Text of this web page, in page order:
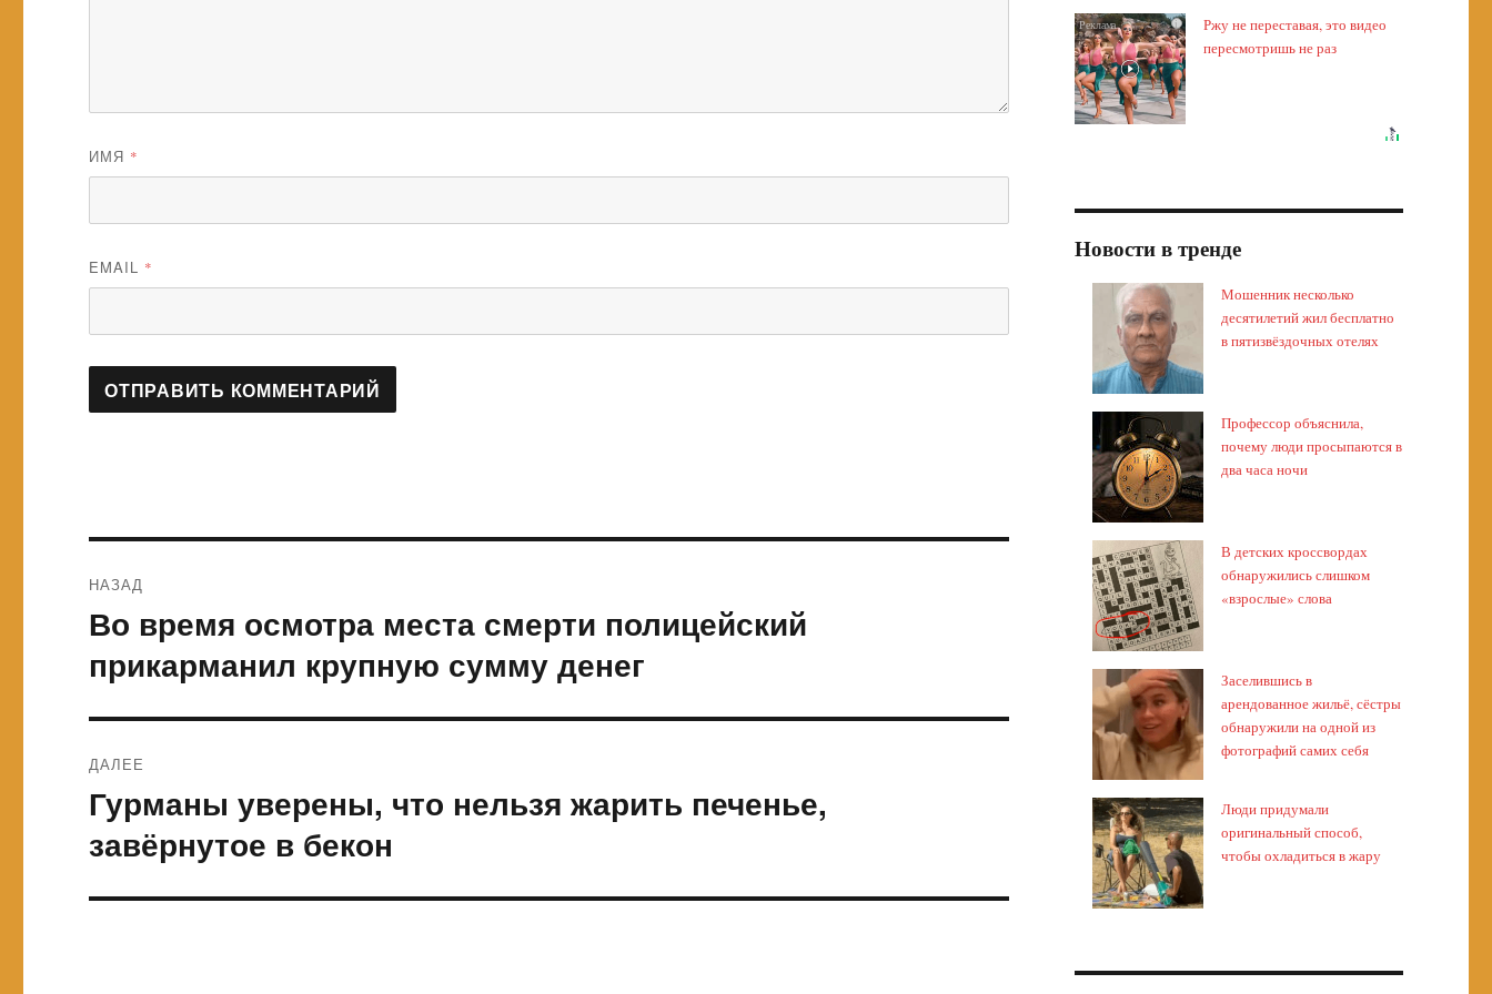
ИМЯ *
EMAIL *
по
записям
НАЗАД
Предыдущая
Во время осмотра места смерти полицейский
прикарманил крупную сумму денег
ДАЛЕЕ
Следующая
запись:
Гурманы уверены, что нельзя жарить печенье,
завёрнутое в бекон
i
Ржу не переставая, это видео
пересмотришь не раз
Новости в тренде
Мошенник несколько
десятилетий жил бесплатно
в пятизвёздочных отелях
Профессор объяснила,
почему люди просыпаются в
два часа ночи
В детских кроссвордах
обнаружились слишком
«взрослые» слова
Заселившись в
арендованное жильё, сёстры
обнаружили на одной из
фотографий самих себя
Люди придумали
оригинальный способ,
чтобы охладиться в жару